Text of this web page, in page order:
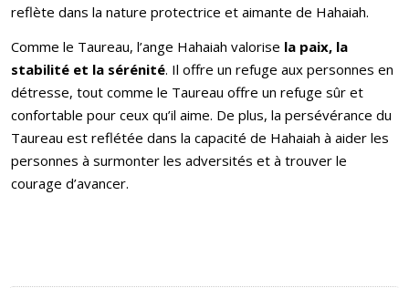
reflète dans la nature protectrice et aimante de Hahaiah.
Comme le Taureau, l’ange Hahaiah valorise la paix, la
stabilité et la sérénité. Il offre un refuge aux personnes en
détresse, tout comme le Taureau offre un refuge sûr et
confortable pour ceux qu’il aime. De plus, la persévérance du
Taureau est reflétée dans la capacité de Hahaiah à aider les
personnes à surmonter les adversités et à trouver le
courage d’avancer.